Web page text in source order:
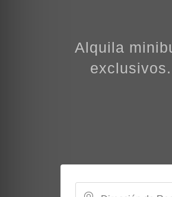
Alquila